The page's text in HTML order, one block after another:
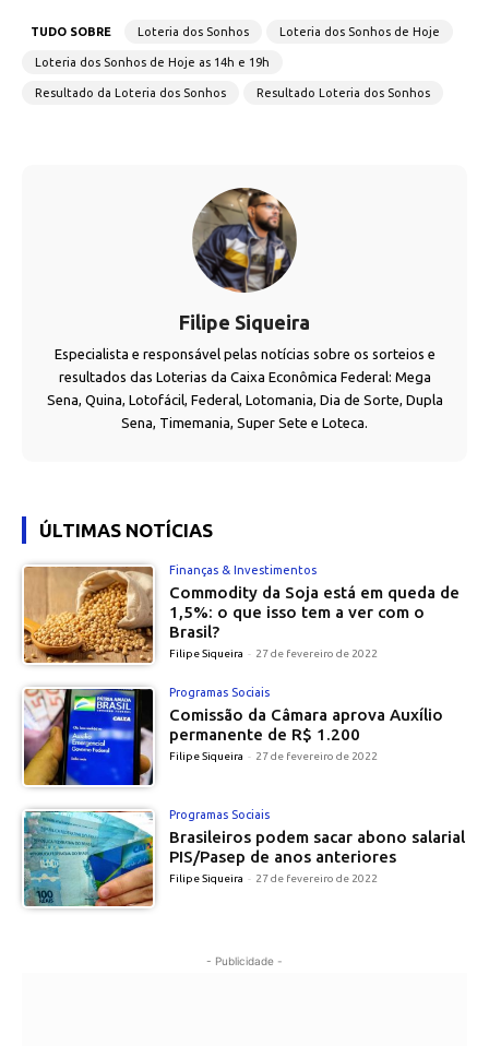
TUDO SOBRE Loteria dos Sonhos Loteria dos Sonhos de Hoje
Loteria dos Sonhos de Hoje as 14h e 19h
Resultado da Loteria dos Sonhos Resultado Loteria dos Sonhos
Filipe Siqueira
Especialista e responsável pelas notícias sobre os sorteios e
resultados das Loterias da Caixa Econômica Federal: Mega
Sena, Quina, Lotofácil, Federal, Lotomania, Dia de Sorte, Dupla
Sena, Timemania, Super Sete e Loteca.
ÚLTIMAS NOTÍCIAS
Finanças & Investimentos
Commodity da Soja está em queda de
1,5%: o que isso tem a ver com o
Brasil?
Filipe Siqueira - 27 de fevereiro de 2022
Programas Sociais
Comissão da Câmara aprova Auxílio
permanente de R$ 1.200
Filipe Siqueira - 27 de fevereiro de 2022
Programas Sociais
Brasileiros podem sacar abono salarial
PIS/Pasep de anos anteriores
Filipe Siqueira - 27 de fevereiro de 2022
- Publicidade -